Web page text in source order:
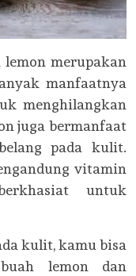
merupakan
manfaatnya
menghilangkan
juga bermanfaat
pada kulit.
vitamin
untuk
kulit, kamu bisa
lemon dan